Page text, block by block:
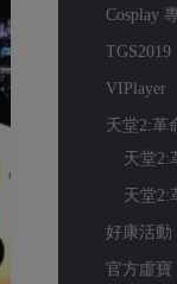
Cosplay
TGS2019
VIPlayer
天堂2:革
天堂2:
天堂2:
好康活動
官方虛寶